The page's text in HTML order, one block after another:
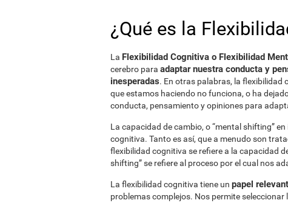
¿Qué es la
La Flexibilidad Cognitiva o Flexibilidad
cerebro para adaptar nuestra conducta y
inesperadas. En otras palabras, la flexibilidad
que estamos haciendo no funciona, o ha
conducta, pensamiento y opiniones para
La capacidad de cambio, o “mental shifting”
cognitiva. Tanto es así, que a menudo son
flexibilidad cognitiva se refiere a la capacidad
shifting” se refiere al proceso por el cual nos
La flexibilidad cognitiva tiene un papel
problemas complejos. Nos permite